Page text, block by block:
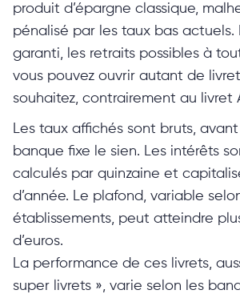
produit d’épargne classique,
pénalisé par les taux bas actuels.
garanti, les retraits possibles à
vous pouvez ouvrir autant de
souhaitez, contrairement au livret
Les taux affichés sont bruts,
banque fixe le sien. Les intérêts
calculés par quinzaine et
d’année. Le plafond, variable
établissements, peut atteindre
d’euros.
La performance de ces livrets,
super livrets », varie selon les